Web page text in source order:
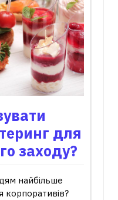
для
заходу?
найбільше
корпоративів?